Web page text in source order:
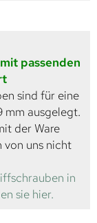
passenden
sind für eine
mm ausgelegt.
der Ware
von uns nicht
in
sie hier.